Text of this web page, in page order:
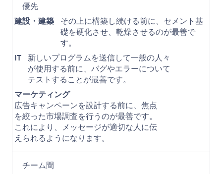
優先
建設・建築
その上に構築し続ける前に、セメント基
礎を硬化させ、乾燥させるのが最善で
す。
IT 新しいプログラムを送信して一般の人々
が使用する前に、バグやエラーについて
テストすることが最善です。
マーケティング
広告キャンペーンを設計する前に、焦点
を絞った市場調査を行うのが最善です。
これにより、メッセージが適切な人に伝
えられるようになります。
チーム間